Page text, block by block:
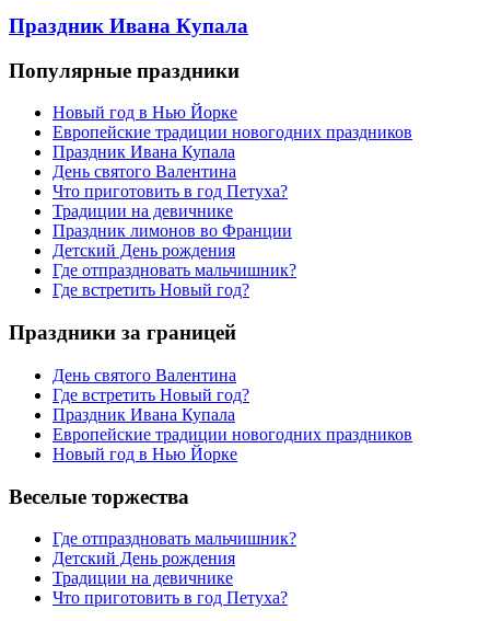
Праздник Ивана Купала
Популярные праздники
Новый год в Нью Йорке
Европейские традиции новогодних праздников
Праздник Ивана Купала
День святого Валентина
Что приготовить в год Петуха?
Традиции на девичнике
Праздник лимонов во Франции
Детский День рождения
Где отпраздновать мальчишник?
Где встретить Новый год?
Праздники за границей
День святого Валентина
Где встретить Новый год?
Праздник Ивана Купала
Европейские традиции новогодних праздников
Новый год в Нью Йорке
Веселые торжества
Где отпраздновать мальчишник?
Детский День рождения
Традиции на девичнике
Что приготовить в год Петуха?